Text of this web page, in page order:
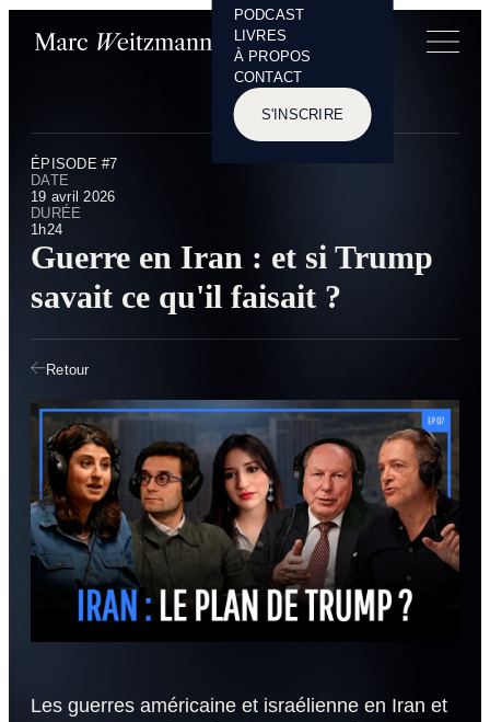
PODCAST
LIVRES
À PROPOS
CONTACT
S'INSCRIRE
ÉPISODE #7
DATE
19 avril 2026
DURÉE
1h24
Guerre en Iran : et si Trump
savait ce qu'il faisait ?
Retour
Les guerres américaine et israélienne en Iran et